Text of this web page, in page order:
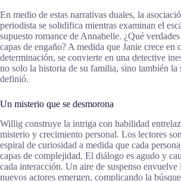
En medio de estas narrativas duales, la
periodista se solidifica mientras examinan el
supuesto romance de Annabelle. ¿Qué
capas de engaño? A medida que Janie crece en
determinación, se convierte en una detective
no solo la historia de su familia, sino también la
definió.
Un misterio que se desmorona
Willig construye la intriga con habilidad
misterio y crecimiento personal. Los lectores
espiral de curiosidad a medida que cada
capas de complejidad. El diálogo es agudo y
cada interacción. Un aire de suspenso envuelve
nuevos actores emergen, complicando la